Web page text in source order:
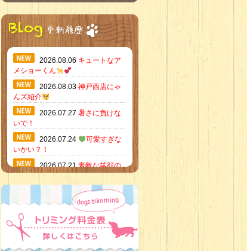
2026.08.06 キュートなア
メショーくん
2026.08.03 神戸西店にゃ
んズ紹介
2026.07.27 暑さに負けな
いで！
2026.07.24
可愛すぎな
いかい？！
2026.07.21素敵な笑顔の
当店のイチオ
シにゃんこ
2026.07.15
ミニチュア
ピンシャーのご紹介